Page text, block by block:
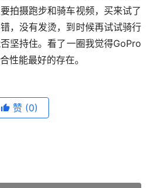
拍摄跑步和骑车视频，买来试了
，没有发烫，到时候再试试骑行
坚持住。看了一圈我觉得GoPro
性能最好的存在。
赞 (0)